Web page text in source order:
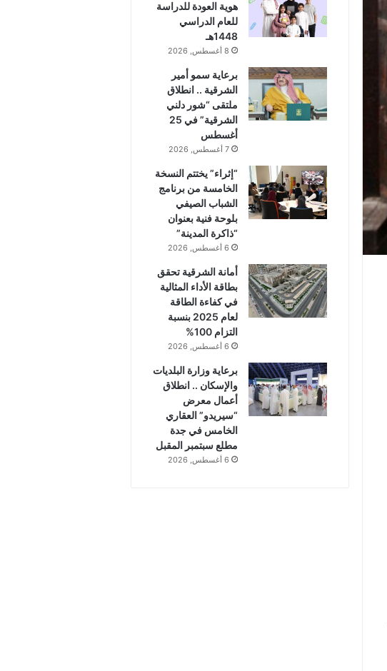
هوية العودة للدراسة
للعام الدراسي
1448هـ
8 أغسطس, 2026
برعاية سمو أمير
الشرقية .. انطلاق
ملتقى “شور دلني
الشرقية” في 25
أغسطس
7 أغسطس, 2026
“إثراء” يختتم النسخة
الخامسة من برنامج
الشباب الصيفي
بلوحة فنية بعنوان
“ذاكرة المدينة”
6 أغسطس, 2026
أمانة الشرقية تحقق
بطاقة الأداء المثالية
في كفاءة الطاقة
لعام 2025 بنسبة
التزام 100%
6 أغسطس, 2026
برعاية وزارة البلديات
والإسكان .. انطلاق
أعمال معرض
“سيريدو” العقاري
الخامس في جدة
مطلع سبتمبر المقبل
6 أغسطس, 2026